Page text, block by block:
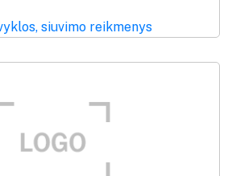
siuvimo reikmenys